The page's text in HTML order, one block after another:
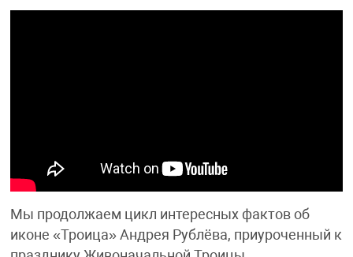
Мы продолжаем цикл интересных фактов об
иконе «Троица» Андрея Рублёва, приуроченный к